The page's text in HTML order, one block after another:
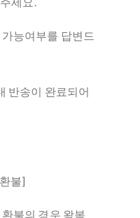
능여부를 답변드
반송이 완료되어
불]
불의 경우 왕복